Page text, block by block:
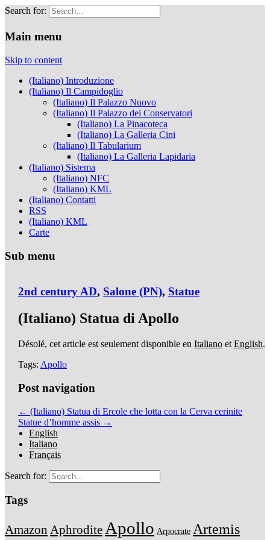
Search for:
Musei Capitolini
Main menu
Skip to content
(Italiano) Introduzione
(Italiano) Il Campidoglio
(Italiano) Il Palazzo Nuovo
(Italiano) Il Palazzo dei Conservatori
(Italiano) La Pinacoteca
(Italiano) La Galleria Cini
(Italiano) Il Tabularium
(Italiano) La Galleria Lapidaria
(Italiano) Sistema
(Italiano) NFC
(Italiano) KML
(Italiano) Contatti
RSS
(Italiano) KML
Carte
Sub menu
2nd century AD, Salone (PN), Statue
(Italiano) Statua di Apollo
Désolé, cet article est seulement disponible en Italiano et English.
Tags: Apollo
Post navigation
← (Italiano) Statua di Ercole che lotta con la Cerva cerinite
Statue d’homme assis →
English
Italiano
Français
Search for:
Tags
Amazon Aphrodite Apollo Arpocrate Artemis